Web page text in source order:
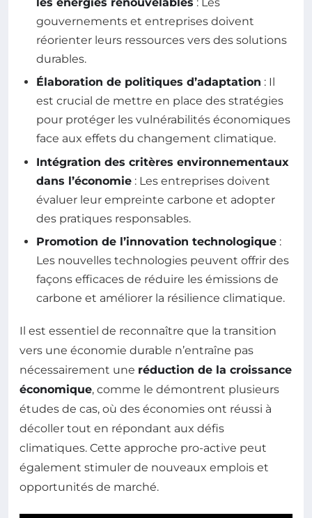
gouvernements et entreprises doivent
réorienter leurs ressources vers des solutions
durables.
Élaboration de politiques d’adaptation : Il
est crucial de mettre en place des stratégies
pour protéger les vulnérabilités économiques
face aux effets du changement climatique.
Intégration des critères environnementaux
dans l’économie : Les entreprises doivent
évaluer leur empreinte carbone et adopter
des pratiques responsables.
Promotion de l’innovation technologique :
Les nouvelles technologies peuvent offrir des
façons efficaces de réduire les émissions de
carbone et améliorer la résilience climatique.
Il est essentiel de reconnaître que la transition
vers une économie durable n’entraîne pas
nécessairement une réduction de la croissance
économique, comme le démontrent plusieurs
études de cas, où des économies ont réussi à
décoller tout en répondant aux défis
climatiques. Cette approche pro-active peut
également stimuler de nouveaux emplois et
opportunités de marché.